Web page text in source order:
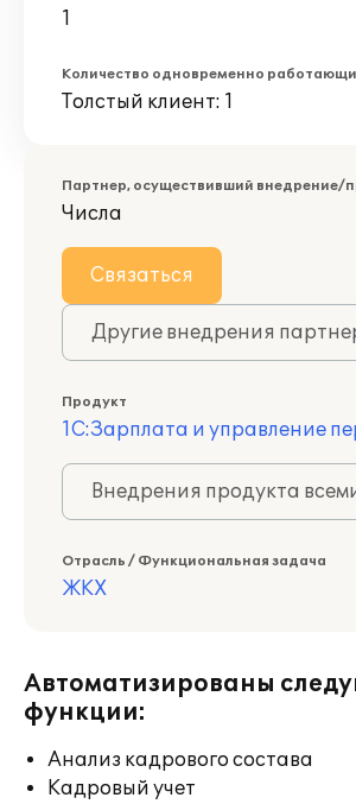
1
Количество одновременно
Толстый клиент: 1
Партнер, осуществивший внедрение/
Числа
Связаться
Другие внедрения
Продукт
1С:Зарплата и управление
Внедрения продукта
Отрасль / Функциональная задача
ЖКХ
Автоматизированы
функции:
Анализ кадрового состава
Кадровый учет